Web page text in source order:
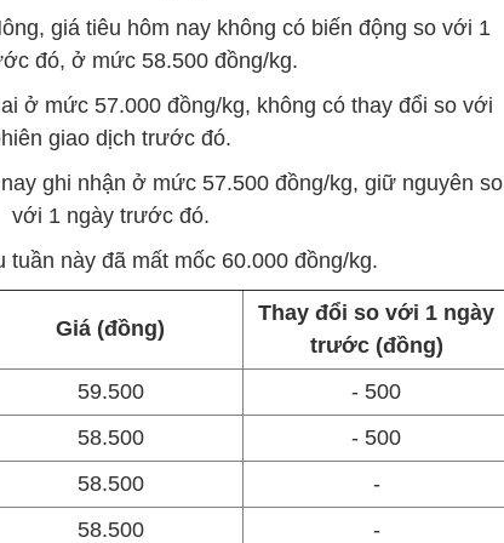
giá tiêu hôm nay không có biến động so với 1
đó, ở mức 58.500 đồng/kg.
ở mức 57.000 đồng/kg, không có thay đổi so với
giao dịch trước đó.
ghi nhận ở mức 57.500 đồng/kg, giữ nguyên so
với 1 ngày trước đó.
tuần này đã mất mốc 60.000 đồng/kg.
Giá (đồng)
Thay đổi so với 1 ngày
trước (đồng)
59.500
- 500
58.500
- 500
58.500
-
58.500
-